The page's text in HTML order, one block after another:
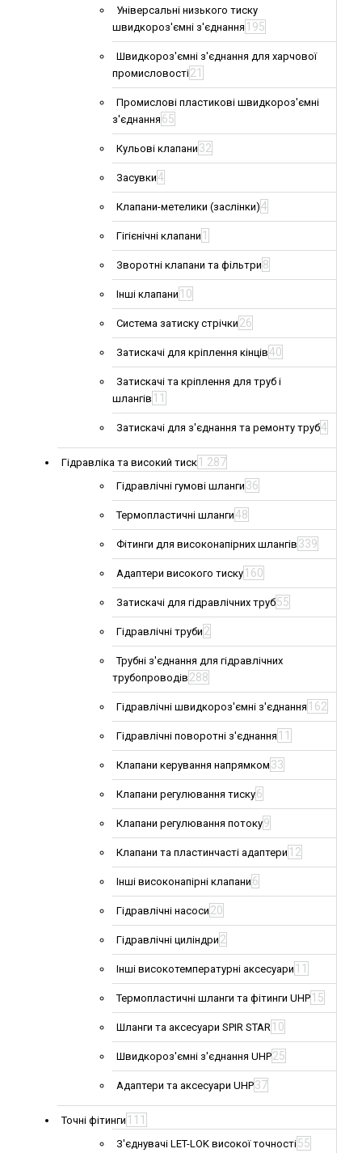
Універсальні низького тиску
швидкороз'ємні з'єднання 195
Швидкороз'ємні з'єднання для харчової
промисловості21
Промислові пластикові швидкороз'ємні
з'єднання 65
Кульові клапани 32
Засувки4
Клапани-метелики (заслінки)4
Гігієнічні клапани 1
Зворотні клапани та фільтри 8
Інші клапани 10
Система затиску стрічки 26
Затискачі для кріплення кінців40
Затискачі та кріплення для труб і
шлангів 11
Затискачі для з'єднання та ремонту труб4
Гідравліка та високий тиск 1 287
Гідравлічні гумові шланги 36
Термопластичні шланги48
Фітинги для високонапірних шлангів 339
Адаптери високого тиску 160
Затискачі для гідравлічних труб55
Гідравлічні труби 2
Трубні з'єднання для гідравлічних
трубопроводів 288
Гідравлічні швидкороз'ємні з'єднання 162
Гідравлічні поворотні з'єднання 11
Клапани керування напрямком 33
Клапани регулювання тиску6
Клапани регулювання потоку9
Клапани та пластинчасті адаптери 12
Інші високонапірні клапани 6
Гідравлічні насоси 20
Гідравлічні циліндри 2
Інші високотемпературні аксесуари 11
Термопластичні шланги та фітинги UHP 15
Шланги та аксесуари SPIR STAR 10
Швидкороз'ємні з'єднання UHP25
Адаптери та аксесуари UHP37
Точні фітинги 111
З'єднувачі LET-LOK високої точності55